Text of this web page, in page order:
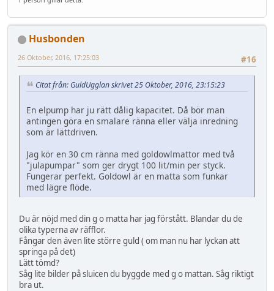
Husbonden
#16
26 Oktober, 2016, 17:25:03
Citat från: GuldUgglan skrivet 25 Oktober, 2016, 23:15:23
En elpump har ju rätt dålig kapacitet. Då bör man
antingen göra en smalare ränna eller välja inredning
som är lättdriven.
Jag kör en 30 cm ränna med goldowlmattor med två
"julapumpar" som ger drygt 100 lit/min per styck.
Fungerar perfekt. Goldowl är en matta som funkar
med lägre flöde.
Du är nöjd med din g o matta har jag förstått. Blandar du de
olika typerna av räfflor.
Fångar den även lite större guld ( om man nu har lyckan att
springa på det)
Lätt tömd?
Såg lite bilder på sluicen du byggde med g o mattan. Såg riktigt
bra ut.